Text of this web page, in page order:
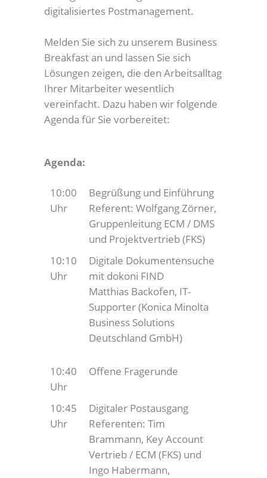
digitalisiertes Postmanagement.
Melden Sie sich zu unserem Business
Breakfast an und lassen Sie sich
Lösungen zeigen, die den Arbeitsalltag
Ihrer Mitarbeiter wesentlich
vereinfacht. Dazu haben wir folgende
Agenda für Sie vorbereitet:
Agenda:
10:00
Uhr
Begrüßung und Einführung
Referent: Wolfgang Zörner,
Gruppenleitung ECM / DMS
und Projektvertrieb (FKS)
10:10
Uhr
Digitale Dokumentensuche
mit dokoni FIND
Matthias Backofen, IT-
Supporter (Konica Minolta
Business Solutions
Deutschland GmbH)
10:40
Uhr
Offene Fragerunde
10:45
Uhr
Digitaler Postausgang
Referenten: Tim
Brammann, Key Account
Vertrieb / ECM (FKS) und
Ingo Habermann,